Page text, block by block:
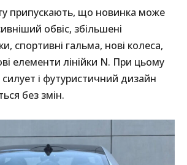
припускають, що новинка може
обвіс, збільшені
спортивні гальма, нові колеса,
елементи лінійки N. При цьому
і футуристичний дизайн
без змін.